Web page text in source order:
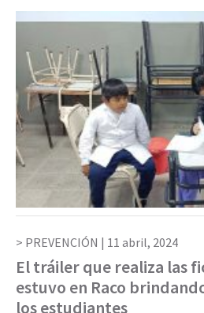
PREVENCIÓN | 11 abril, 2024
El tráiler que realiza las
estuvo en Raco
los estudiantes